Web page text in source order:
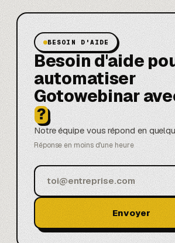
BESOIN D'AIDE
Besoin d'aide
automatiser
Gotowebinar
?
Notre équipe vous répond en
Réponse en moins d'une heure
Envoyer